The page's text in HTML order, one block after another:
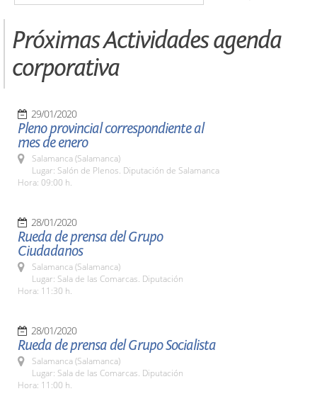
Próximas Actividades agenda
corporativa
29/01/2020
Pleno provincial correspondiente al
mes de enero
Salamanca (Salamanca)
Lugar: Salón de Plenos. Diputación de Salamanca
Hora: 09:00 h.
28/01/2020
Rueda de prensa del Grupo
Ciudadanos
Salamanca (Salamanca)
Lugar: Sala de las Comarcas. Diputación
Hora: 11:30 h.
28/01/2020
Rueda de prensa del Grupo Socialista
Salamanca (Salamanca)
Lugar: Sala de las Comarcas. Diputación
Hora: 11:00 h.